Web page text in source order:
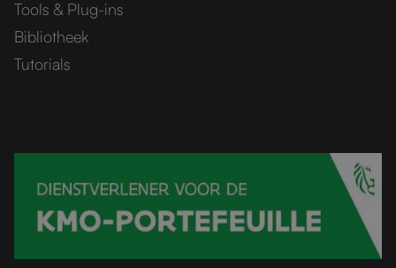
Tools & Plug-ins
Bibliotheek
Tutorials